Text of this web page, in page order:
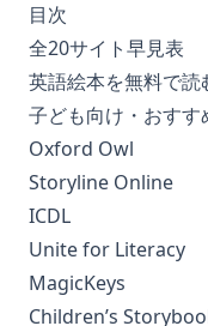
目次
全20サイト早見表
英語絵本を無料で読
子ども向け・おすす
Oxford Owl
Storyline Online
ICDL
Unite for Literacy
MagicKeys
Children’s